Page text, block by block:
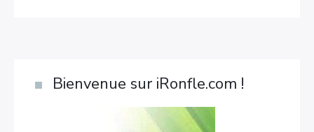
Bienvenue sur iRonfle.com !